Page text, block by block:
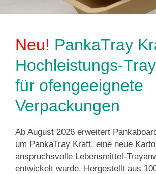
Neu! PankaTray
Hochleistungs-
für ofengeeignete
Verpackungen
Ab August 2026 erweitert
um PankaTray Kraft, eine neue
anspruchsvolle Lebensmittel-
entwickelt wurde. Hergestellt aus